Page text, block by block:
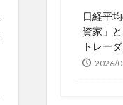
日経平
資家」
トレー
2026/